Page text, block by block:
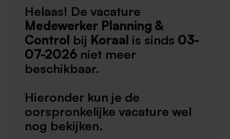
Helaas! De vacature
Medewerker Planning &
Control bij Koraal is sinds 03-
07-2026 niet meer
beschikbaar.
Hieronder kun je de
oorspronkelijke vacature wel
nog bekijken.